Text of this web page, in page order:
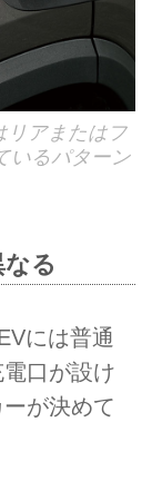
リアまたはフ
いるパターン
る
には普通
口が設け
が決めて